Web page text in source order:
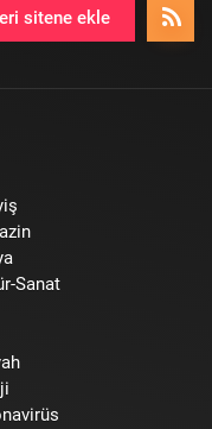
sitene ekle
Sanat